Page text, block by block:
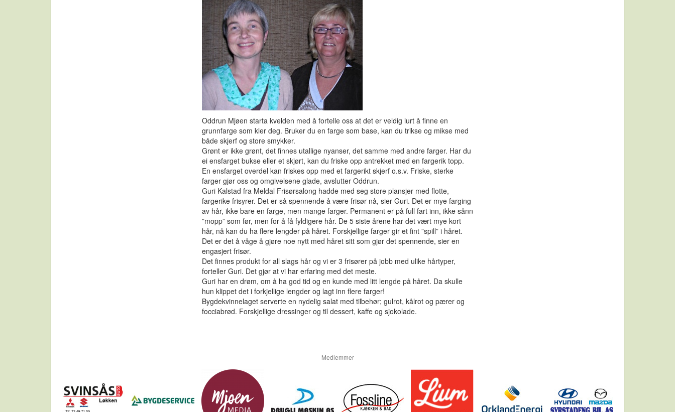
Oddrun Mjøen starta kvelden med å fortelle oss at det er veldig lurt å finne en
grunnfarge som kler deg. Bruker du en farge som base, kan du trikse og mikse med
både skjerf og store smykker.
Grønt er ikke grønt, det finnes utallige nyanser, det samme med andre farger. Har du
ei ensfarget bukse eller et skjørt, kan du friske opp antrekket med en fargerik topp.
En ensfarget overdel kan friskes opp med et fargerikt skjerf o.s.v. Friske, sterke
farger gjør oss og omgivelsene glade, avslutter Oddrun.
Guri Kalstad fra Meldal Frisørsalong hadde med seg store plansjer med flotte,
fargerike frisyrer. Det er så spennende å være frisør nå, sier Guri. Det er mye farging
av hår, ikke bare en farge, men mange farger. Permanent er på full fart inn, ikke sånn
”mopp” som før, men for å få fyldigere hår. De 5 siste årene har det vært mye kort
hår, nå kan du ha flere lengder på håret. Forskjellige farger gir et fint ”spill” i håret.
Det er det å våge å gjøre noe nytt med håret sitt som gjør det spennende, sier en
engasjert frisør.
Det finnes produkt for all slags hår og vi er 3 frisører på jobb med ulike hårtyper,
forteller Guri. Det gjør at vi har erfaring med det meste.
Guri har en drøm, om å ha god tid og en kunde med litt lengde på håret. Da skulle
hun klippet det i forkjellige lengder og lagt inn flere farger!
Bygdekvinnelaget serverte en nydelig salat med tilbehør; gulrot, kålrot og pærer og
focciabrød. Forskjellige dressinger og til dessert, kaffe og sjokolade.
Medlemmer